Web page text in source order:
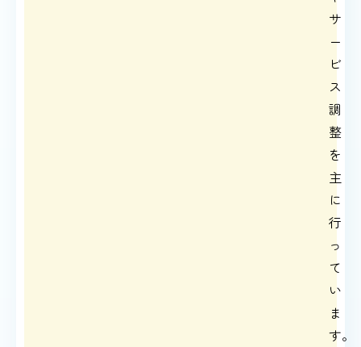
サ
ー
ビ
ス
調
整
を
主
に
行
っ
て
い
ま
す。